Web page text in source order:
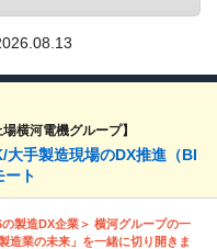
横河電機グループ】
大手製造現場のDX推進（BI
ート
の製造DX企業＞ 横河グループの一
造業の未来」を一緒に切り開きま